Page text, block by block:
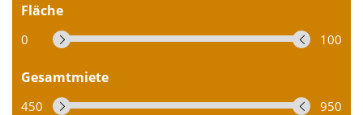
Fläche
0 100
Gesamtmiete
450 950